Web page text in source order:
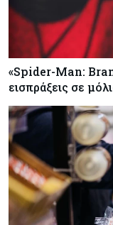
«Spider-Man:
εισπράξεις σε